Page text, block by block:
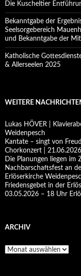
Die Kuscheltier
Bekanntgabe der
Seelsorgebereich
und Bekanntgabe der
Katholische
& Allerseelen 2025
WEITERE
Lukas HÖVER |
Weidenpesch
Kantate – singt von
Chorkonzert |
Die Planungen liegen im
Nachbarschaftsfest an
Erlöserkirche
Friedensgebet in der
03.05.2026 – 18 Uhr
ARCHIV
Archiv